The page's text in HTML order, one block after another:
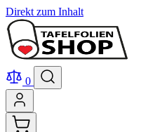
Direkt zum Inhalt
0